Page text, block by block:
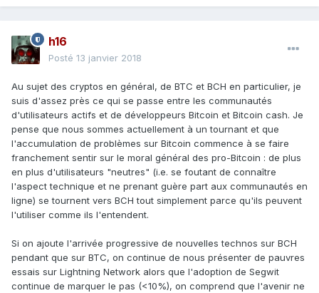
h16
Posté 13 janvier 2018
Au sujet des cryptos en général, de BTC et BCH en particulier, je
suis d'assez près ce qui se passe entre les communautés
d'utilisateurs actifs et de développeurs Bitcoin et Bitcoin cash. Je
pense que nous sommes actuellement à un tournant et que
l'accumulation de problèmes sur Bitcoin commence à se faire
franchement sentir sur le moral général des pro-Bitcoin : de plus
en plus d'utilisateurs "neutres" (i.e. se foutant de connaître
l'aspect technique et ne prenant guère part aux communautés en
ligne) se tournent vers BCH tout simplement parce qu'ils peuvent
l'utiliser comme ils l'entendent.
Si on ajoute l'arrivée progressive de nouvelles technos sur BCH
pendant que sur BTC, on continue de nous présenter de pauvres
essais sur Lightning Network alors que l'adoption de Segwit
continue de marquer le pas (<10%), on comprend que l'avenir ne